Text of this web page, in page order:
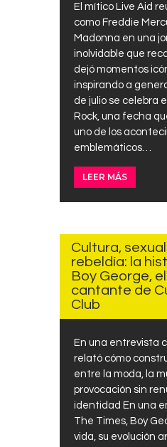
El mítico Live Aid
como Freddie
Madonna en una
inolvidable que
dejó momentos
inspirando a
de julio se celebra
Rock, una fecha
uno de los
emblemáticos…
LEER MÁS
3, 2025
Cultura,
rebeldía: la
Boy George, el
cantante de
Club
En una entrevista
relató cómo
entre la moda, la
provocación sin
identidad En una
The Times, Boy
vida, su evolución